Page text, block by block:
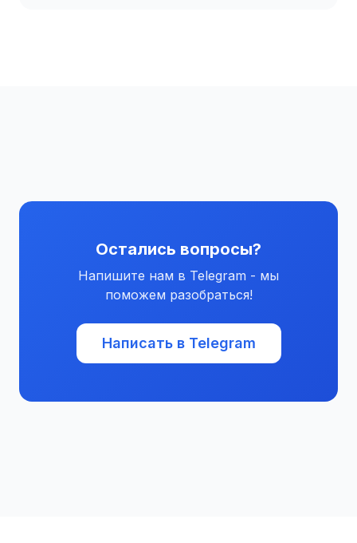
Остались вопросы?
Напишите нам в Telegram - мы
поможем разобраться!
Написать в Telegram